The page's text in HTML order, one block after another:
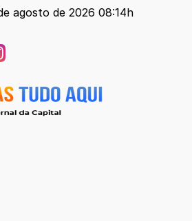
agosto de 2026 08:14h